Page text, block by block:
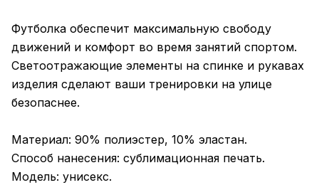
Футболка обеспечит максимальную свободу
движений и комфорт во время занятий спортом.
Светоотражающие элементы на спинке и рукавах
изделия сделают ваши тренировки на улице
безопаснее.
Материал: 90% полиэстер, 10% эластан.
Способ нанесения: сублимационная печать.
Модель: унисекс.